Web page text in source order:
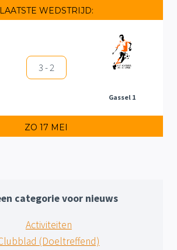
LAATSTE WEDSTRIJD:
3 - 2
Gassel 1
ZO 17 MEI
categorie voor nieuws
Activiteiten
(Doeltreffend)